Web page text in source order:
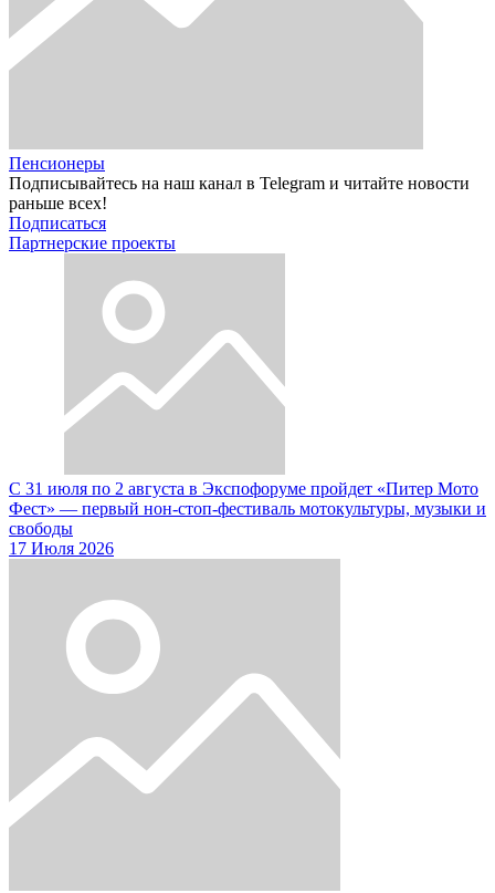
Пенсионеры
Подписывайтесь на наш канал в Telegram и читайте новости
раньше всех!
Подписаться
Партнерские проекты
С 31 июля по 2 августа в Экспофоруме пройдет «Питер Мото
Фест» — первый нон-стоп-фестиваль мотокультуры, музыки и
свободы
17 Июля 2026